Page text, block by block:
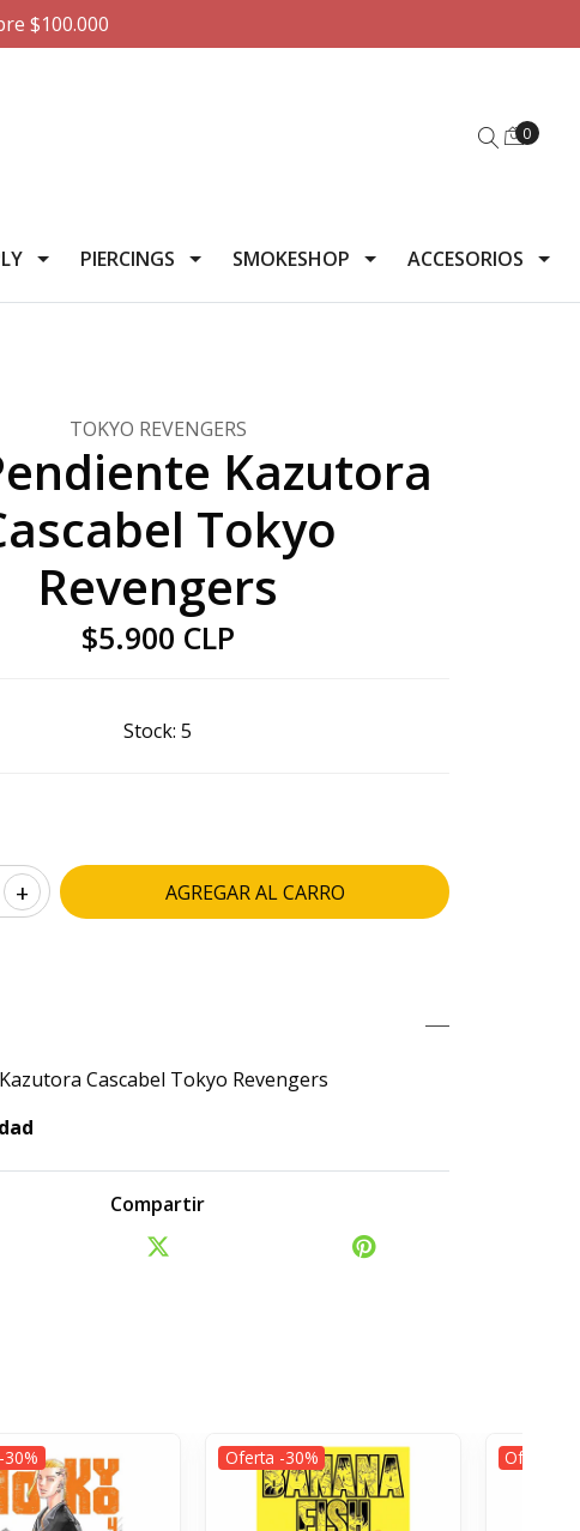
$100.000
0
PIERCINGS SMOKESHOP ACCESORIOS
TOKYO REVENGERS
Kazutora
Tokyo
Revengers
$5.900 CLP
Stock: 5
+
Cascabel Tokyo Revengers
Compartir
Oferta -30% Oferta -